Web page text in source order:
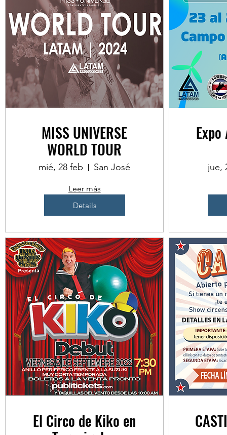
MISS UNIVERSE
WORLD TOUR
mié, 28 feb San José
Leer más
Details
jue,
El Circo de Kiko en